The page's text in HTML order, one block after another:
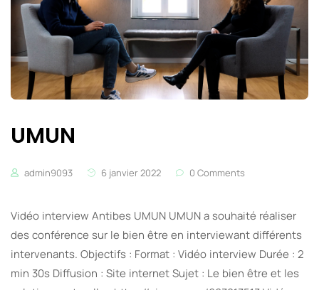
UMUN
admin9093 6 janvier 2022 0 Comments
Vidéo interview Antibes UMUN UMUN a souhaité réaliser
des conférence sur le bien être en interviewant différents
intervenants. Objectifs : Format : Vidéo interview Durée : 2
min 30s Diffusion : Site internet Sujet : Le bien être et les